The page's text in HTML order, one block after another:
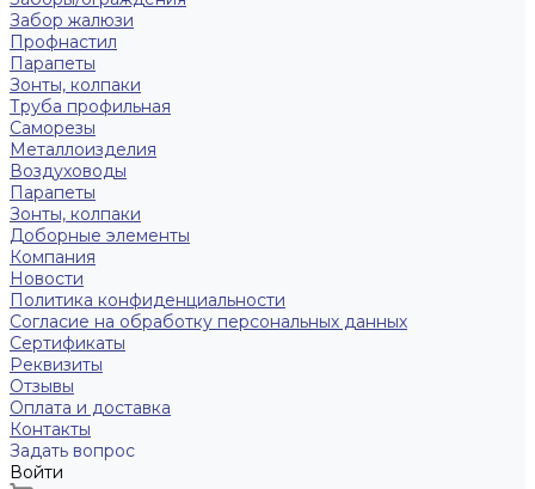
Забор жалюзи
Профнастил
Парапеты
Зонты, колпаки
Труба профильная
Саморезы
Металлоизделия
Воздуховоды
Парапеты
Зонты, колпаки
Доборные элементы
Компания
Новости
Политика конфиденциальности
Согласие на обработку персональных данных
Сертификаты
Реквизиты
Отзывы
Оплата и доставка
Контакты
Задать вопрос
Войти